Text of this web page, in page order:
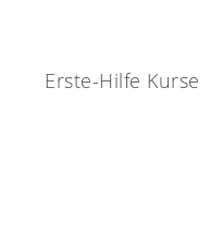
Erste-Hilfe Kurse